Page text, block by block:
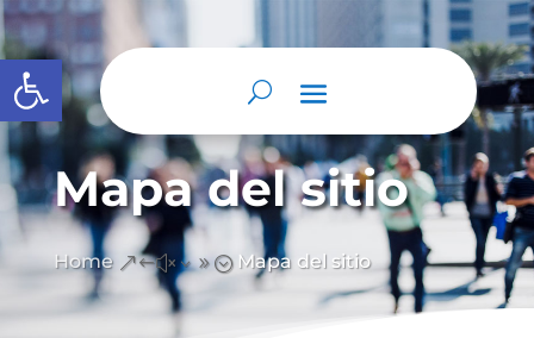
Abrir barra de herramientas
Mapa del sitio
Home &#x39; Mapa del sitio